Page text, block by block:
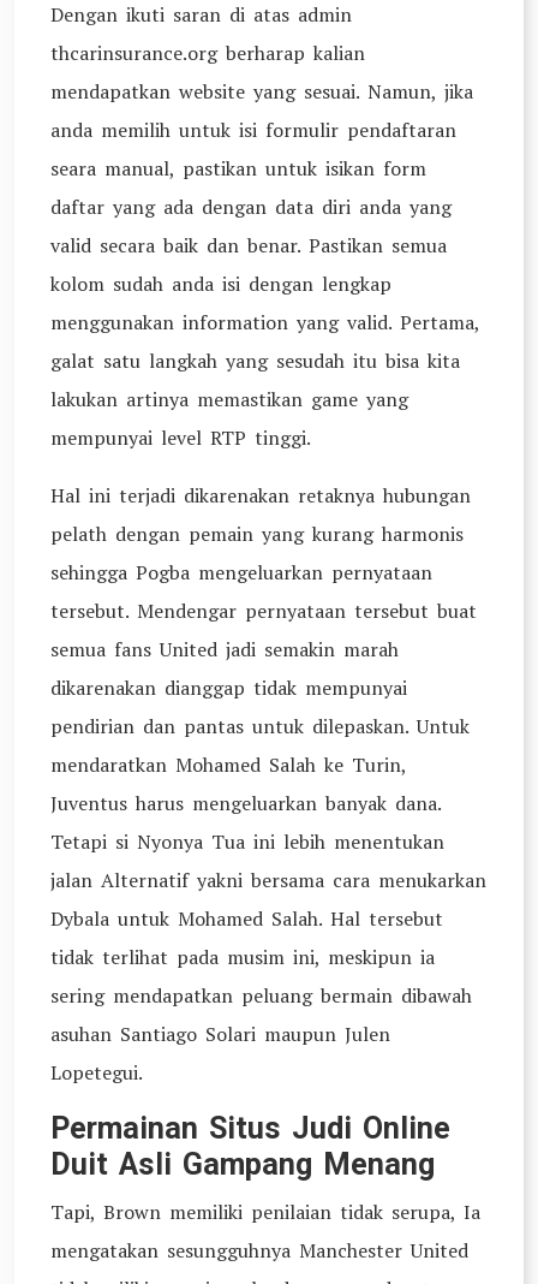
Dengan ikuti saran di atas admin
thcarinsurance.org berharap kalian
mendapatkan website yang sesuai. Namun, jika
anda memilih untuk isi formulir pendaftaran
seara manual, pastikan untuk isikan form
daftar yang ada dengan data diri anda yang
valid secara baik dan benar. Pastikan semua
kolom sudah anda isi dengan lengkap
menggunakan information yang valid. Pertama,
galat satu langkah yang sesudah itu bisa kita
lakukan artinya memastikan game yang
mempunyai level RTP tinggi.
Hal ini terjadi dikarenakan retaknya hubungan
pelath dengan pemain yang kurang harmonis
sehingga Pogba mengeluarkan pernyataan
tersebut. Mendengar pernyataan tersebut buat
semua fans United jadi semakin marah
dikarenakan dianggap tidak mempunyai
pendirian dan pantas untuk dilepaskan. Untuk
mendaratkan Mohamed Salah ke Turin,
Juventus harus mengeluarkan banyak dana.
Tetapi si Nyonya Tua ini lebih menentukan
jalan Alternatif yakni bersama cara menukarkan
Dybala untuk Mohamed Salah. Hal tersebut
tidak terlihat pada musim ini, meskipun ia
sering mendapatkan peluang bermain dibawah
asuhan Santiago Solari maupun Julen
Lopetegui.
Permainan Situs Judi Online
Duit Asli Gampang Menang
Tapi, Brown memiliki penilaian tidak serupa, Ia
mengatakan sesungguhnya Manchester United